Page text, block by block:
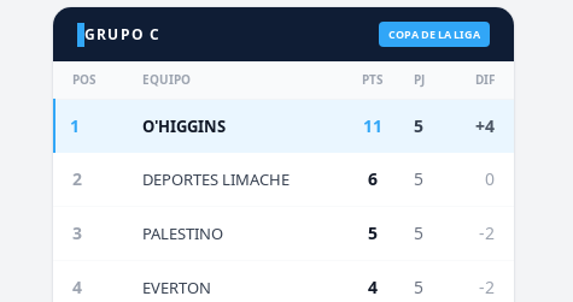
GRUPO C COPA DE LA LIGA
POS EQUIPO PTS PJ DIF
1 O'HIGGINS 11 5 +4
2 DEPORTES LIMACHE 6 5 0
3 PALESTINO 5 5 -2
4 EVERTON 4 5 -2